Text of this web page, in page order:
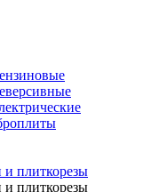
и плиткорезы
и плиткорезы